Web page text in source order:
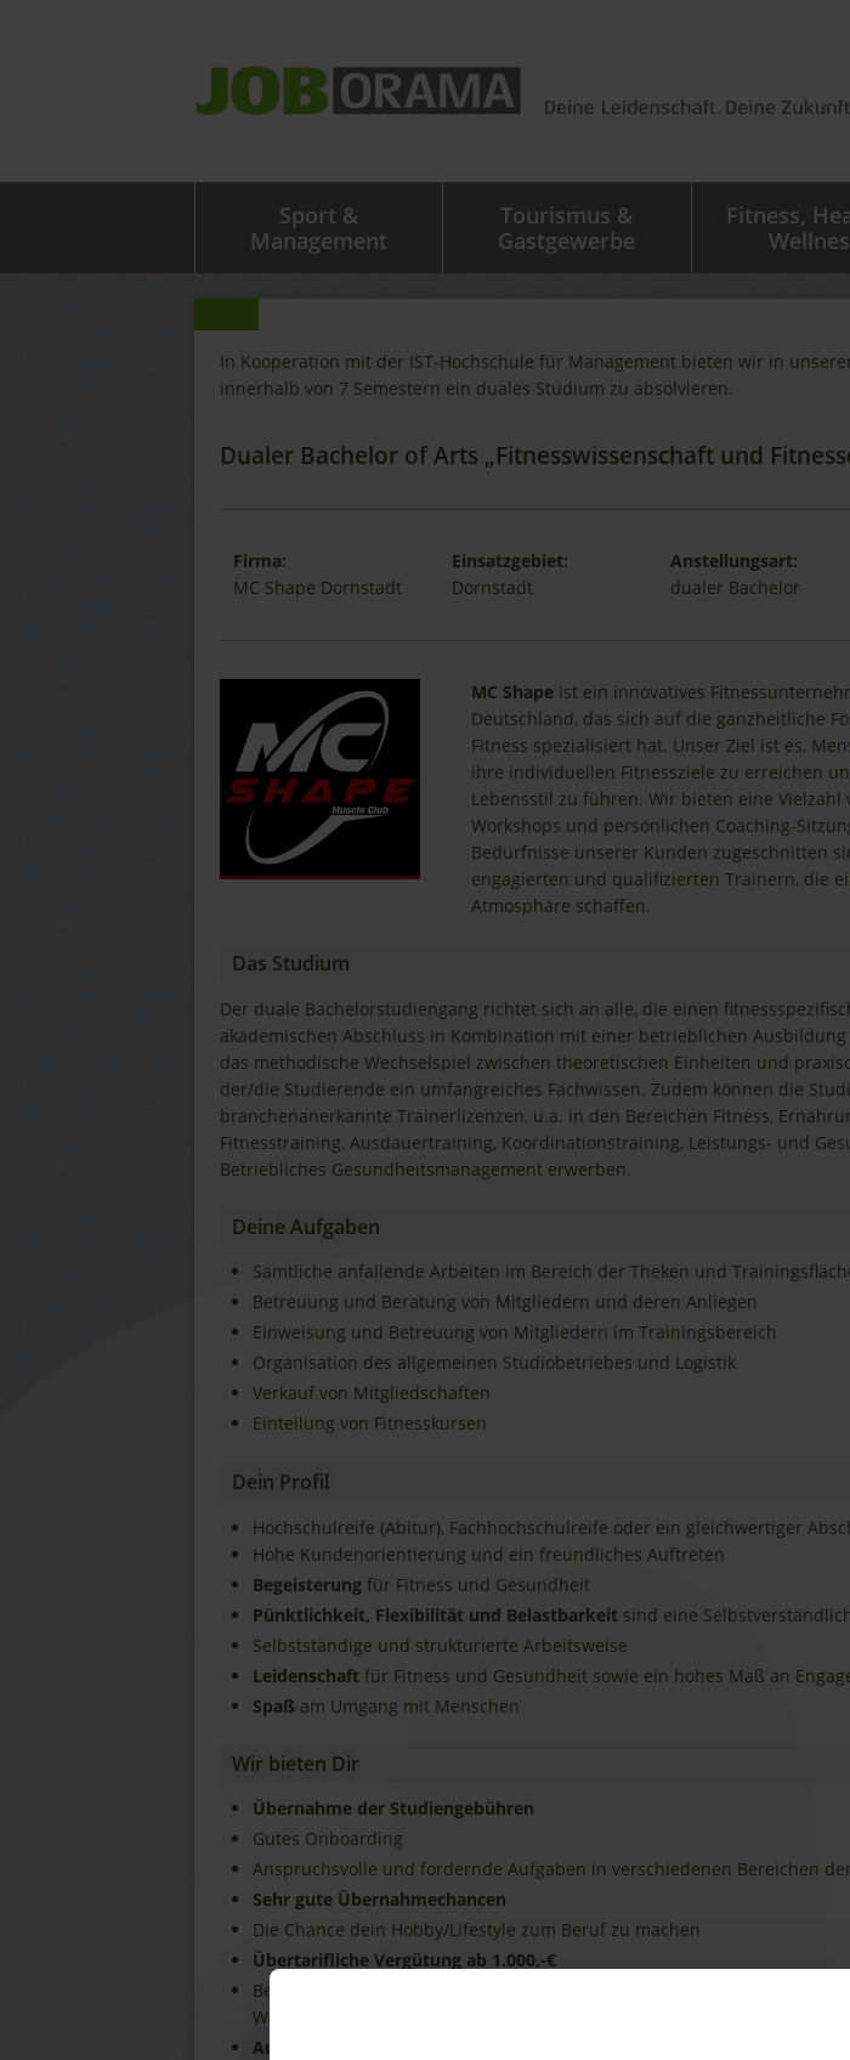
Sport &
Management
Tourismus &
Gastgewerbe
Fitness,
In Kooperation mit der IST-Hochschule für Management bieten wir in
innerhalb von 7 Semestern ein duales Studium zu absolvieren.
Dualer Bachelor of Arts „Fitnesswissenschaft und
Firma:
MC Shape Dornstadt
Einsatzgebiet:
Dornstadt
Anstellungsart:
dualer Bachelor
MC Shape ist ein innovatives
Deutschland, das sich auf die ganzheitliche
Fitness spezialisiert hat. Unser Ziel ist es,
ihre individuellen Fitnessziele zu erreichen
Lebensstil zu führen. Wir bieten eine Vielzahl
Workshops und persönlichen Coaching-
Bedürfnisse unserer Kunden zugeschnitten
engagierten und qualifizierten Trainern, die
Atmosphäre schaffen.
Das Studium
Der duale Bachelorstudiengang richtet sich an alle, die einen
akademischen Abschluss in Kombination mit einer betrieblichen
das methodische Wechselspiel zwischen theoretischen Einheiten und
der/die Studierende ein umfangreiches Fachwissen. Zudem können die
branchenanerkannte Trainerlizenzen, u.a. in den Bereichen Fitness,
Fitnesstraining, Ausdauertraining, Koordinationstraining, Leistungs- und
Betriebliches Gesundheitsmanagement erwerben.
Deine Aufgaben
Sämtliche anfallende Arbeiten im Bereich der Theken und
Betreuung und Beratung von Mitgliedern und deren Anliegen
Einweisung und Betreuung von Mitgliedern im Trainingsbereich
Organisation des allgemeinen Studiobetriebes und Logistik
Verkauf von Mitgliedschaften
Einteilung von Fitnesskursen
Dein Profil
Hochschulreife (Abitur), Fachhochschulreife oder ein gleichwertiger
Hohe Kundenorientierung und ein freundliches Auftreten
Begeisterung für Fitness und Gesundheit
Pünktlichkeit, Flexibilität und Belastbarkeit sind eine
Selbstständige und strukturierte Arbeitsweise
Leidenschaft für Fitness und Gesundheit sowie ein hohes Maß an
Spaß am Umgang mit Menschen
Wir bieten Dir
Übernahme der Studiengebühren
Gutes Onboarding
Anspruchsvolle und fordernde Aufgaben in verschiedenen Bereichen
Sehr gute Übernahmechancen
Die Chance dein Hobby/Lifestyle zum Beruf zu machen
Übertarifliche Vergütung ab 1.000,-€
Betriebliche Weiterbildung durch unsere Corporate Academy zur
Weiterentwicklung
Aufstiegs- und Kariere Chancen bis zum eigenen Studio ist vieles